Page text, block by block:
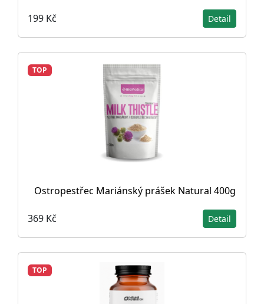
199 Kč Detail
TOP
Ostropestřec Mariánský prášek Natural 400g
369 Kč Detail
TOP